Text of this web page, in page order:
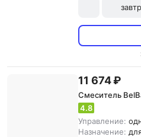
11 674 ₽
Смеситель
4.8
Управление:
Назначение: